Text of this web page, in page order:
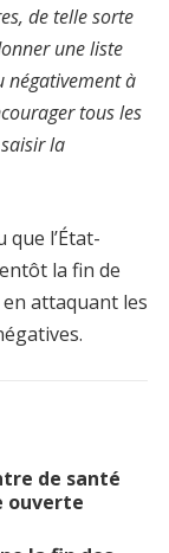
de telle sorte
une liste
négativement à
tous les
la
l’État-
la fin de
attaquant les
de santé
ouverte